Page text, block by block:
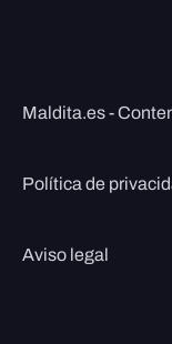
Maldita.es -
Política de
Aviso legal